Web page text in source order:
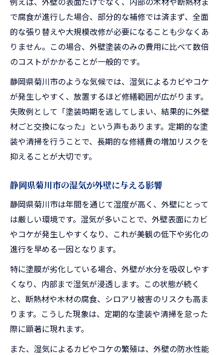
で腐食が進行した場合、部分的な補修では済まず、全面
的な張り替えや大規模改修が必要になることも少なくあ
りません。この場合、外壁塗装のみの費用に比べて数倍
のコストがかかることが一般的です。
静岡県菊川市のような気候では、湿気によるカビやコケ
が発生しやすく、放置するほど修繕範囲が広がります。
失敗例として「塗装時期を逃してしまい、結果的に外壁
材ごと交換になった」という声もあります。定期的な塗
装や清掃を行うことで、長期的な修繕費の増加リスクを
抑えることが大切です。
静岡県菊川市の湿気が外壁に与える影響
静岡県菊川市は年間を通じて湿度が高く、外壁にとって
は厳しい環境です。湿気が多いことで、外壁表面にカビ
やコケが発生しやすくなり、これが美観の低下や劣化の
進行を早める一因となります。
特に塗膜が劣化している場合、外壁が水分を吸収しやす
くなり、内部まで湿気が浸透します。この状態が続く
と、断熱材や木材の腐食、シロアリ被害のリスクも高ま
ります。こうした現象は、定期的な塗装や清掃を怠った
際に顕著に現れます。
また、湿気によるカビやコケの繁殖は、外壁の防水性能